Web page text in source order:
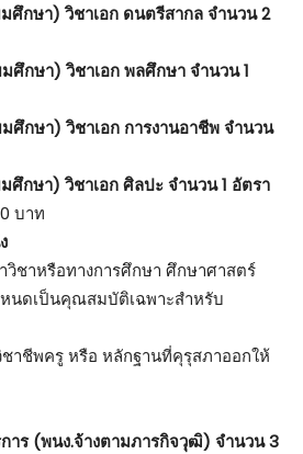
ศึกษา) วิชาเอก ดนตรีสากล จำนวน 2
ศึกษา) วิชาเอก พลศึกษา จำนวน 1
ศึกษา) วิชาเอก การงานอาชีพ จำนวน
ศึกษา) วิชาเอก ศิลปะ จำนวน 1 อัตรา
บาท
ชาหรือทางการศึกษา ศึกษาศาสตร์
ดเป็นคุณสมบัติเฉพาะสำหรับ
าชีพครู หรือ หลักฐานที่คุรุสภาออกให้
าร (พนง.จ้างตามภารกิจวุฒิ) จำนวน 3